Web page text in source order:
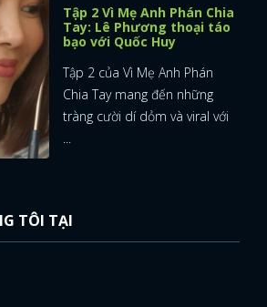
Tập 2 Vì Mẹ Anh Phán Chia
Tay: Lê Phương thoại táo
bạo với Quốc Huy
Tập 2 của Vì Mẹ Anh Phán
Chia Tay mang đến những
tràng cười dí dỏm và viral với
TÔI TẠI